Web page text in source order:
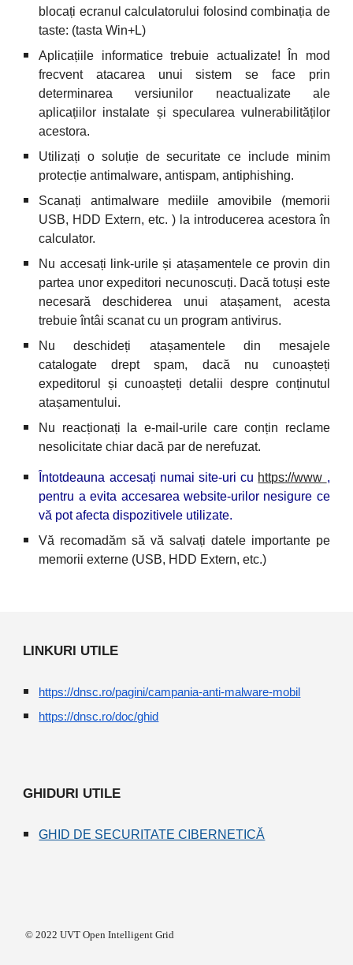
blocați ecranul calculatorului folosind combinația de
taste: (tasta Win+L)
Aplicațiile informatice trebuie actualizate! În mod
frecvent atacarea unui sistem se face prin
determinarea versiunilor neactualizate ale
aplicațiilor instalate și specularea vulnerabilităților
acestora.
Utilizați o soluție de securitate ce include minim
protecție antimalware, antispam, antiphishing.
Scanați antimalware mediile amovibile (memorii
USB, HDD Extern, etc. ) la introducerea acestora în
calculator.
Nu accesați link-urile și atașamentele ce provin din
partea unor expeditori necunoscuți. Dacă totuși este
necesară deschiderea unui atașament, acesta
trebuie întâi scanat cu un program antivirus.
Nu deschideți atașamentele din mesajele
catalogate drept spam, dacă nu cunoașteți
expeditorul și cunoașteți detalii despre conținutul
atașamentului.
Nu reacționați la e-mail-urile care conțin reclame
nesolicitate chiar dacă par de nerefuzat.
Întotdeauna accesați numai site-uri cu https://www ,
pentru a evita accesarea website-urilor nesigure ce
vă pot afecta dispozitivele utilizate.
Vă recomadăm să vă salvați datele importante pe
memorii externe (USB, HDD Extern, etc.)
LINKURI UTILE
https://dnsc.ro/pagini/campania-anti-malware-mobil
https://dnsc.ro/doc/ghid
GHIDURI UTILE
GHID DE SECURITATE CIBERNETICĂ
© 2022 UVT Open Intelligent Grid